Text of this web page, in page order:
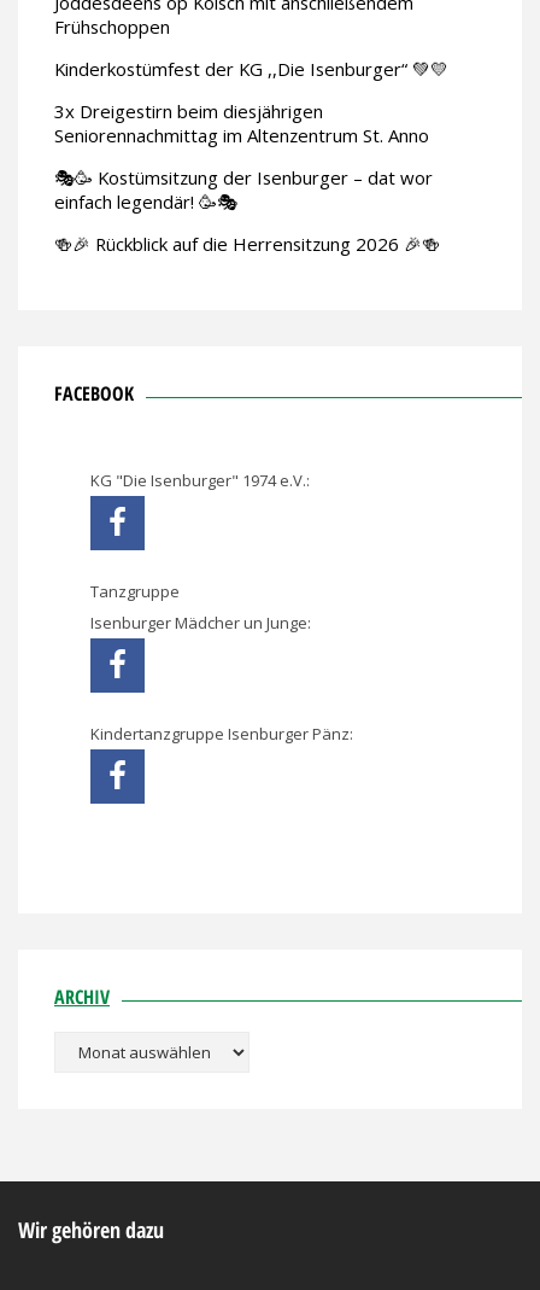
Frühschoppen
Kinderkostümfest der KG ,,Die Isenburger“ 💚💛
3x Dreigestirn beim diesjährigen
Seniorennachmittag im Altenzentrum St. Anno
🎭🥳 Kostümsitzung der Isenburger – dat wor
einfach legendär! 🥳🎭
🍻🎉 Rückblick auf die Herrensitzung 2026 🎉🍻
FACEBOOK
KG "Die Isenburger" 1974 e.V.:
Tanzgruppe
Isenburger Mädcher un Junge:
Kindertanzgruppe Isenburger Pänz:
ARCHIV
Archiv
Wir gehören dazu